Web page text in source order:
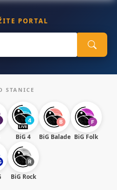
PORTAL
STANICE
BiG 4 BiG Balade BiG Folk
BiG Rock